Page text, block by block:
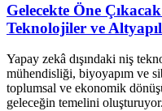
Gelecekte Öne
Teknolojiler ve
Yapay zekâ dışındaki niş
mühendisliği, biyoyapım ve
toplumsal ve ekonomik
geleceğin temelini oluşturuyor.